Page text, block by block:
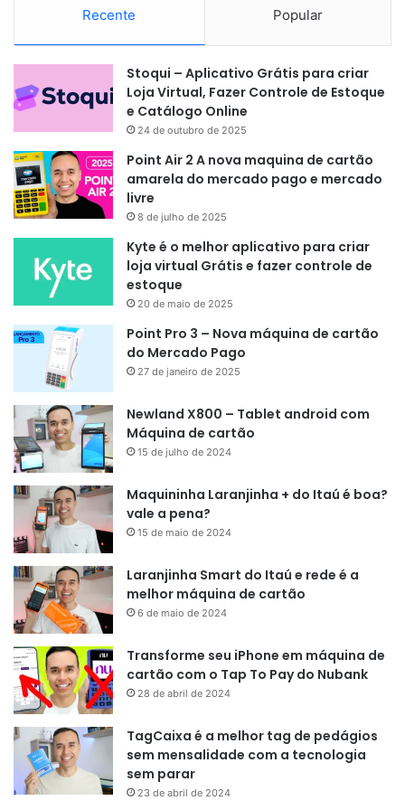
Recente Popular
Stoqui – Aplicativo Grátis para criar
Loja Virtual, Fazer Controle de Estoque
e Catálogo Online
24 de outubro de 2025
Point Air 2 A nova maquina de cartão
amarela do mercado pago e mercado
livre
8 de julho de 2025
Kyte é o melhor aplicativo para criar
loja virtual Grátis e fazer controle de
estoque
20 de maio de 2025
Point Pro 3 – Nova máquina de cartão
do Mercado Pago
27 de janeiro de 2025
Newland X800 – Tablet android com
Máquina de cartão
15 de julho de 2024
Maquininha Laranjinha + do Itaú é boa?
vale a pena?
15 de maio de 2024
Laranjinha Smart do Itaú e rede é a
melhor máquina de cartão
6 de maio de 2024
Transforme seu iPhone em máquina de
cartão com o Tap To Pay do Nubank
28 de abril de 2024
TagCaixa é a melhor tag de pedágios
sem mensalidade com a tecnologia
sem parar
23 de abril de 2024